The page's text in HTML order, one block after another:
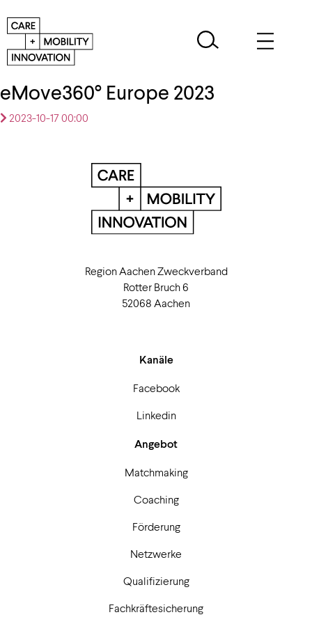
eMove360° Europe 2023
2023-10-17 00:00
Region Aachen Zweckverband
Rotter Bruch 6
52068 Aachen
Kanäle
Facebook
Linkedin
Angebot
Matchmaking
Coaching
Förderung
Netzwerke
Qualifizierung
Fachkräftesicherung